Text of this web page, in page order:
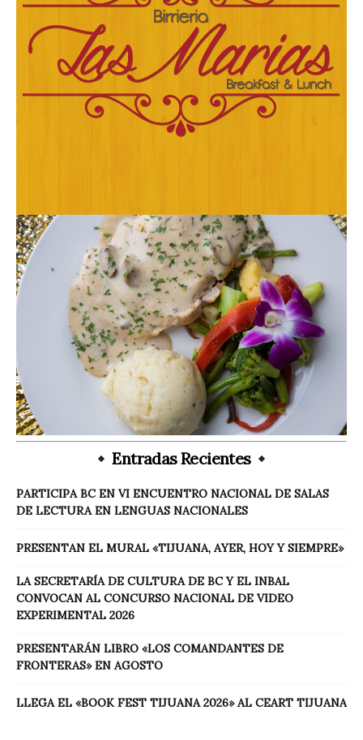
Entradas Recientes
PARTICIPA BC EN VI ENCUENTRO NACIONAL DE SALAS
DE LECTURA EN LENGUAS NACIONALES
PRESENTAN EL MURAL «TIJUANA, AYER, HOY Y SIEMPRE»
LA SECRETARÍA DE CULTURA DE BC Y EL INBAL
CONVOCAN AL CONCURSO NACIONAL DE VIDEO
EXPERIMENTAL 2026
PRESENTARÁN LIBRO «LOS COMANDANTES DE
FRONTERAS» EN AGOSTO
LLEGA EL «BOOK FEST TIJUANA 2026» AL CEART TIJUANA